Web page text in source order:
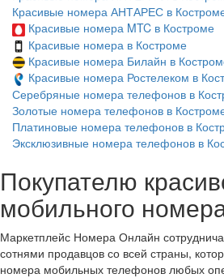
Красивые номера АНТАРЕС в
Красивые номера MTC в Костроме
Красивые номера в Костроме
Красивые номера Билайн в
Красивые номера Ростелеком в
Серебряные номера телефонов в
Золотые номера телефонов в
Платиновые номера телефонов в
Эксклюзивные номера телефонов в
Покупателю
мобильного
Маркетплейс Номера Онлайн
сотнями продавцов со всей страны,
номера мобильных телефонов любых